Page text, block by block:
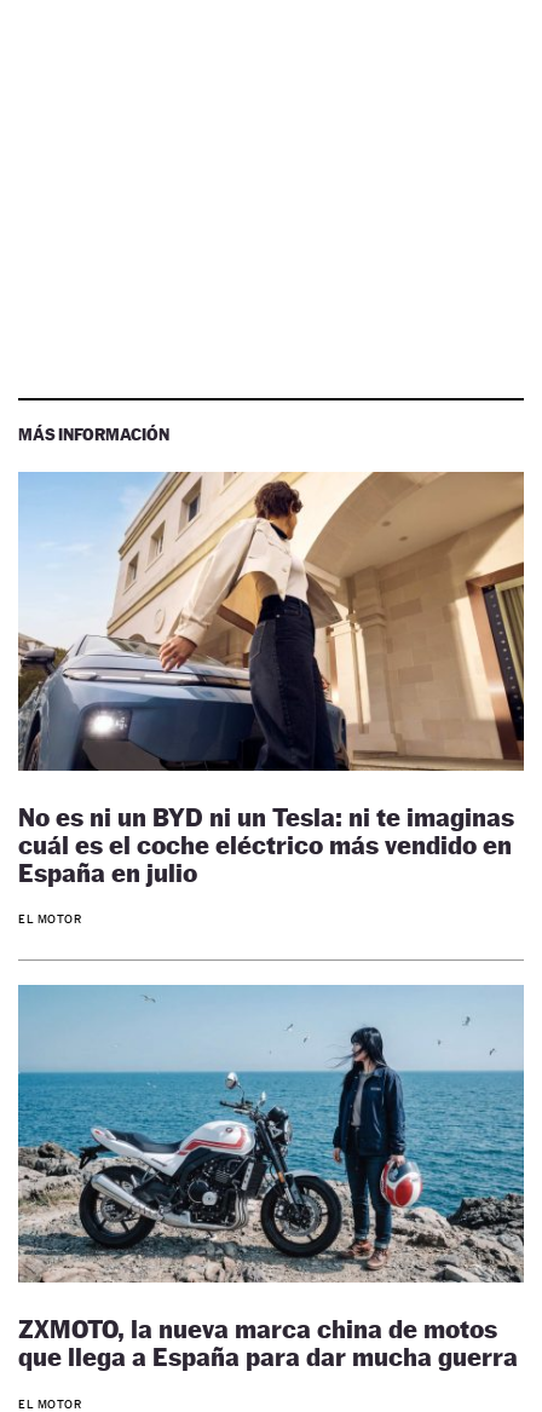
MÁS INFORMACIÓN
No es ni un BYD ni un Tesla: ni te imaginas
cuál es el coche eléctrico más vendido en
España en julio
EL MOTOR
ZXMOTO, la nueva marca china de motos
que llega a España para dar mucha guerra
EL MOTOR